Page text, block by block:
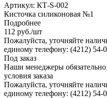
Артикул: КТ-S-002
Кисточка силиконовая №1
Подробнее
112 руб./шт
Пожалуйста, уточняйте
единому телефону: (4212) 54-
Под заказ
Наши менеджеры
условия заказа
Пожалуйста, уточняйте
единому телефону: (4212) 54-